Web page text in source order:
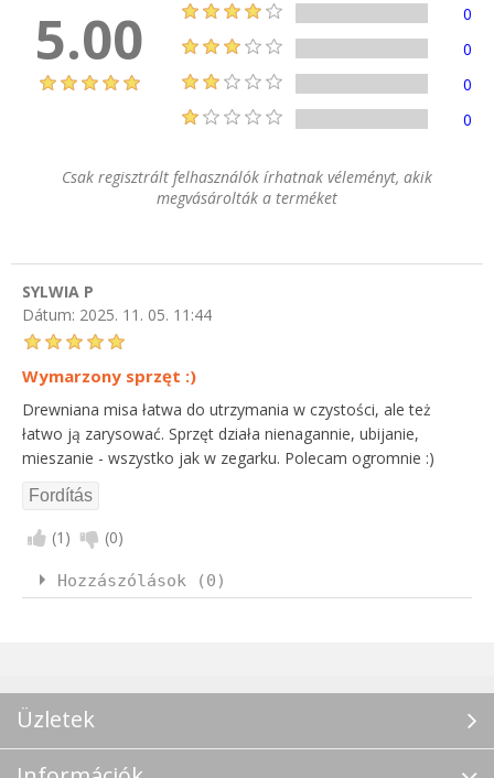
5.00
0
0
0
0
Csak regisztrált felhasználók írhatnak véleményt, akik
megvásárolták a terméket
SYLWIA P
Dátum: 2025. 11. 05. 11:44
Wymarzony sprzęt :)
Drewniana misa łatwa do utrzymania w czystości, ale też
łatwo ją zarysować. Sprzęt działa nienagannie, ubijanie,
mieszanie - wszystko jak w zegarku. Polecam ogromnie :)
(1 ) (0)
Hozzászólások (0)
Üzletek